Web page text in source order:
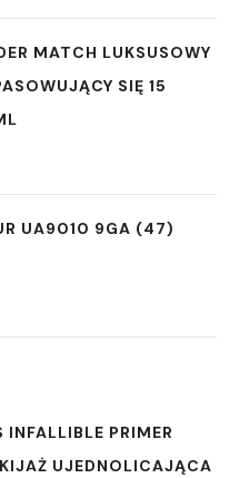
MATCH LUKSUSOWY
SIĘ 15
UA9010 9GA (47)
INFALLIBLE PRIMER
UJEDNOLICAJĄCA